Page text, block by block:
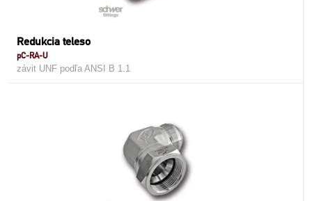
Redukcia teleso
pC-RA-U
závit UNF podľa ANSI B 1.1